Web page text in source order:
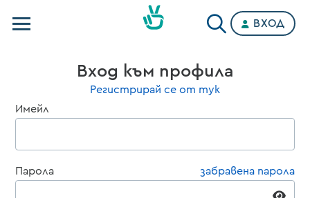
Категории
ВХОД
Вход към профила
Регистрирай се от тук
Имейл
Парола забравена парола